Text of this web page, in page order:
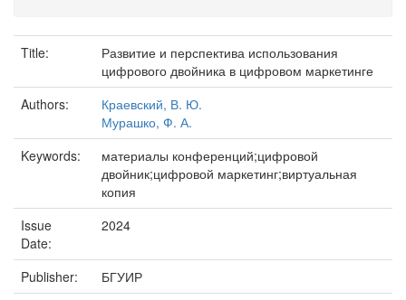
Title:
Развитие и перспектива использования
цифрового двойника в цифровом маркетинге
Authors:
Краевский, В. Ю.
Мурашко, Ф. А.
Keywords:
материалы конференций;цифровой
двойник;цифровой маркетинг;виртуальная
копия
Issue
Date:
2024
Publisher:
БГУИР